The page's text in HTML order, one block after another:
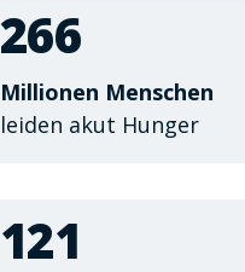
266
Millionen Menschen
leiden akut Hunger
121